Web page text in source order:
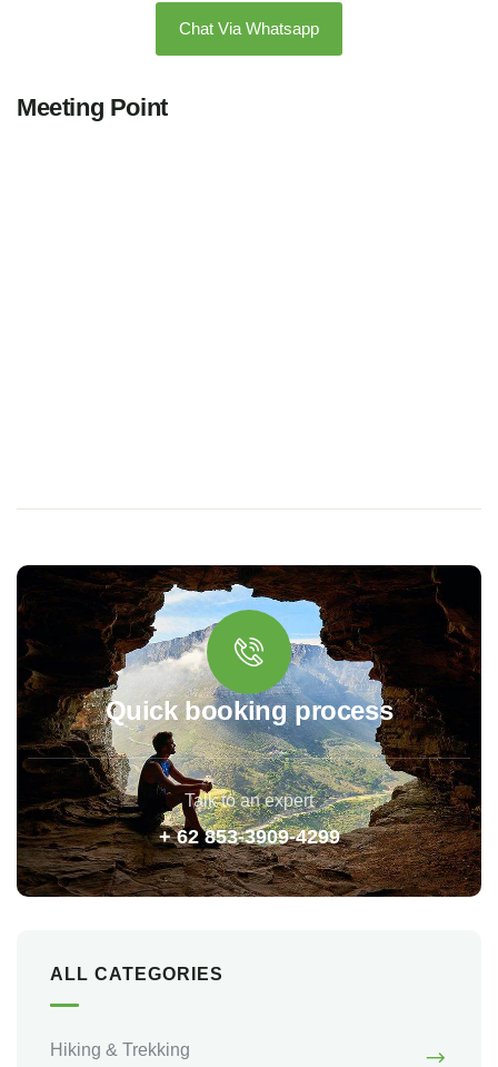
Chat Via Whatsapp
Meeting Point
Quick booking process
Talk to an expert
+ 62 853-3909-4299
ALL CATEGORIES
Hiking & Trekking